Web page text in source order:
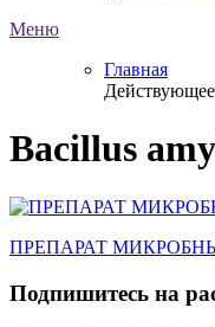
Меню
Главная
Bacillus
ПРЕПАРАТ
Подпишитесь на